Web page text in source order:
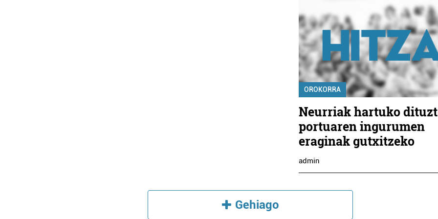
OROKORRA
Neurriak hartuko
portuaren ingurumen
eraginak gutxitzeko
admin
Gehiago